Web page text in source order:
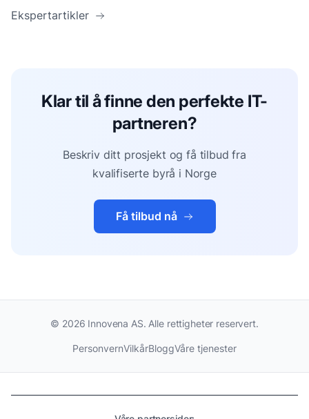
Ekspertartikler
Klar til å finne den perfekte IT-
partneren?
Beskriv ditt prosjekt og få tilbud fra
kvalifiserte byrå i Norge
Få tilbud nå
© 2026 Innovena AS. Alle rettigheter reservert.
PersonvernVilkårBloggVåre tjenester